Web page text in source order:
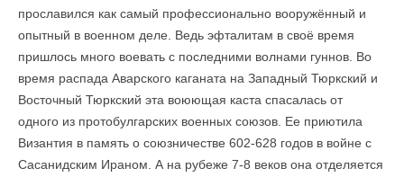
прославился как самый профессионально вооружённый и
опытный в военном деле. Ведь эфталитам в своё время
пришлось много воевать с последними волнами гуннов. Во
время распада Аварского каганата на Западный Тюркский и
Восточный Тюркский эта воюющая каста спасалась от
одного из протобулгарских военных союзов. Ее приютила
Византия в память о союзничестве 602-628 годов в войне с
Сасанидским Ираном. А на рубеже 7-8 веков она отделяется